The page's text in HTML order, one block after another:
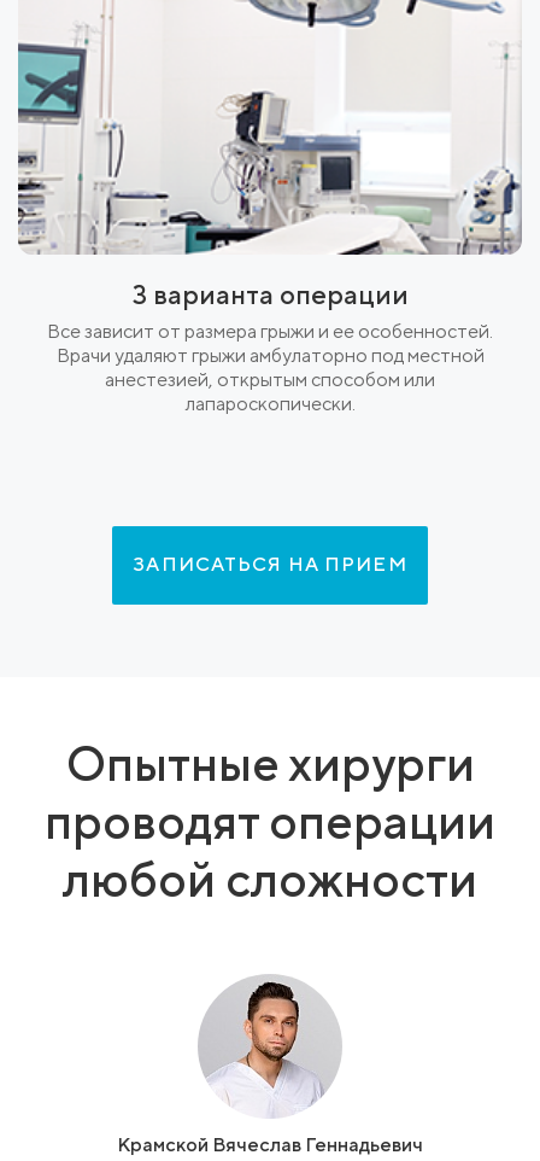
3 варианта операции
Все зависит от размера грыжи и ее особенностей.
Врачи удаляют грыжи амбулаторно под местной
анестезией, открытым способом или
лапароскопически.
ЗАПИСАТЬСЯ НА ПРИЕМ
Опытные хирурги
проводят операции
любой сложности
Крамской Вячеслав Геннадьевич